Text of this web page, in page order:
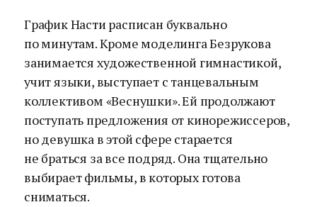
График Насти расписан буквально
по минутам. Кроме моделинга Безрукова
занимается художественной гимнастикой,
учит языки, выступает с танцевальным
коллективом «Веснушки». Ей продолжают
поступать предложения от кинорежиссеров,
но девушка в этой сфере старается
не браться за все подряд. Она тщательно
выбирает фильмы, в которых готова
сниматься.